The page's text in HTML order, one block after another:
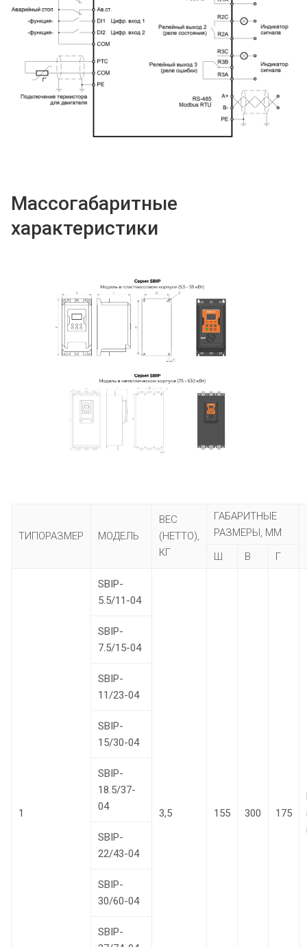
Массогабаритные
характеристики
ТИПОРАЗМЕР МОДЕЛЬ
ВЕС
(НЕТТО),
КГ
ГАБАРИТНЫЕ
РАЗМЕРЫ, ММ
Ш
В Г
1
SBIP-
5.5/11-04
3,5 155 300 175
SBIP-
7.5/15-04
SBIP-
11/23-04
SBIP-
15/30-04
SBIP-
18.5/37-
04
SBIP-
22/43-04
SBIP-
30/60-04
SBIP-